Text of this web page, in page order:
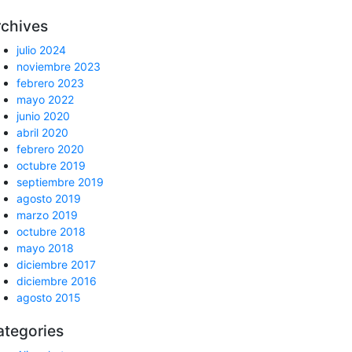
julio 2024
noviembre 2023
febrero 2023
mayo 2022
junio 2020
abril 2020
febrero 2020
octubre 2019
septiembre 2019
agosto 2019
marzo 2019
octubre 2018
mayo 2018
diciembre 2017
diciembre 2016
agosto 2015